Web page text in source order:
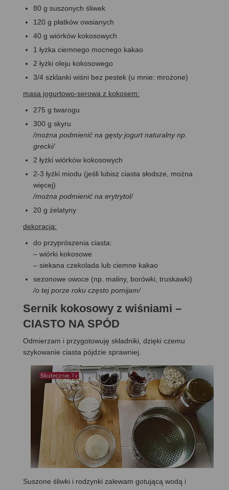
80 g suszonych śliwek
120 g płatków owsianych
40 g wiórków kokosowych
1 łyżka ciemnego mocnego kakao
2 łyżki oleju kokosowego
3/4 szklanki wiśni bez pestek (u mnie: mrożone)
masa jogurtowo-serowa z kokosem:
275 g twarogu
300 g skyru
/można podmienić na gęsty jogurt naturalny np.
grecki/
2 łyżki wiórków kokosowych
2-3 łyżki miodu (jeśli lubisz ciasta słodsze, można
więcej)
/można podmienić na erytrytol/
20 g żelatyny
dekoracja:
do przyprószenia ciasta:
– wiórki kokosowe
– siekana czekolada lub ciemne kakao
sezonowe owoce (np. maliny, borówki, truskawki)
/o tej porze roku często pomijam/
Sernik kokosowy z wiśniami –
CIASTO NA SPÓD
Odmierzam i przygotowuję składniki, dzięki czemu
szykowanie ciasta pójdzie sprawniej.
Suszone śliwki i rodzynki zalewam gotującą wodą i